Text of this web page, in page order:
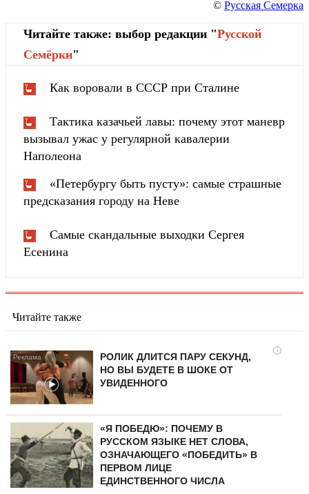
© Русская Семерка
Читайте также: выбор редакции "Русской
Cемёрки"
Как воровали в СССР при Сталине
Тактика казачьей лавы: почему этот маневр
вызывал ужас у регулярной кавалерии
Наполеона
«Петербургу быть пусту»: самые страшные
предсказания городу на Неве
Самые скандальные выходки Сергея
Есенина
Читайте также
i
РОЛИК ДЛИТСЯ ПАРУ СЕКУНД,
НО ВЫ БУДЕТЕ В ШОКЕ ОТ
УВИДЕННОГО
«Я ПОБЕДЮ»: ПОЧЕМУ В
РУССКОМ ЯЗЫКЕ НЕТ СЛОВА,
ОЗНАЧАЮЩЕГО «ПОБЕДИТЬ» В
ПЕРВОМ ЛИЦЕ
ЕДИНСТВЕННОГО ЧИСЛА